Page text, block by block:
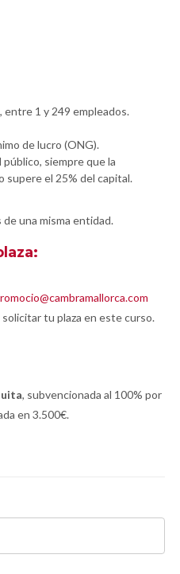
entre 1 y 249 empleados.
de lucro (ONG).
siempre que la
supere el 25% del capital.
una misma entidad.
tu plaza en este curso.
, subvencionada al 100% por
en 3.500€.